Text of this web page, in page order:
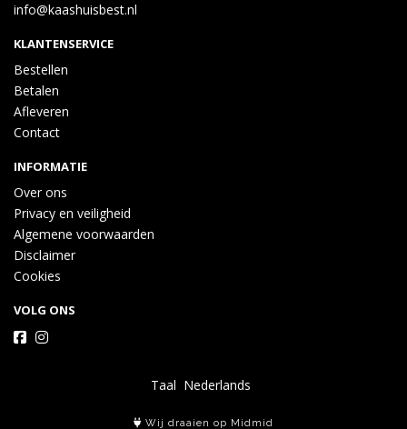
info@kaashuisbest.nl
KLANTENSERVICE
Bestellen
Betalen
Afleveren
Contact
INFORMATIE
Over ons
Privacy en veiligheid
Algemene voorwaarden
Disclaimer
Cookies
VOLG ONS
Taal
Wij draaien op Midmid